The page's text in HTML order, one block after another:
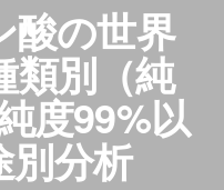
酸の世界
類別（純
度99%以
別分析